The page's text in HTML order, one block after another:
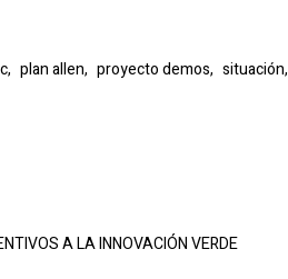
plan allen, proyecto demos, situación,
A LA INNOVACIÓN VERDE